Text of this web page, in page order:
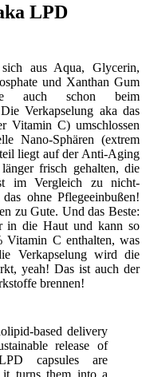
LPD
aus Aqua, Glycerin,
und Xanthan Gum
auch schon beim
Verkapselung aka das
Vitamin C) umschlossen
Nano-Sphären (extrem
liegt auf der Anti-Aging
frisch gehalten, die
im Vergleich zu nicht-
ohne Pflegeeinbußen!
zu Gute. Und das Beste:
in die Haut und kann so
C enthalten, was
Verkapselung wird die
yeah! Das ist auch der
brennen!
based delivery
release of
capsules are
it turns them into a